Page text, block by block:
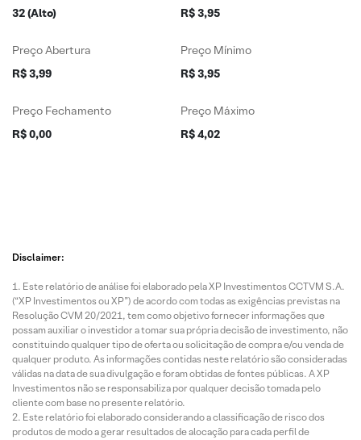
32 (Alto)
R$ 3,95
Preço Abertura
R$ 3,99
Preço Mínimo
R$ 3,95
Preço Fechamento
R$ 0,00
Preço Máximo
R$ 4,02
Disclaimer:
Este relatório de análise foi elaborado pela XP Investimentos CCTVM S.A.
(“XP Investimentos ou XP”) de acordo com todas as exigências previstas na
Resolução CVM 20/2021, tem como objetivo fornecer informações que
possam auxiliar o investidor a tomar sua própria decisão de investimento, não
constituindo qualquer tipo de oferta ou solicitação de compra e/ou venda de
qualquer produto. As informações contidas neste relatório são consideradas
válidas na data de sua divulgação e foram obtidas de fontes públicas. A XP
Investimentos não se responsabiliza por qualquer decisão tomada pelo
cliente com base no presente relatório.
Este relatório foi elaborado considerando a classificação de risco dos
produtos de modo a gerar resultados de alocação para cada perfil de